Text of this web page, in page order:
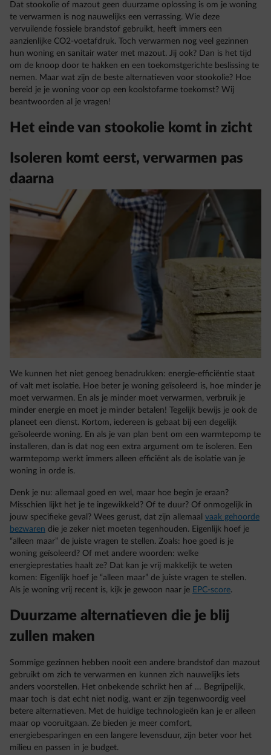
Dat stookolie of mazout geen duurzame oplossing is om je woning
te verwarmen is nog nauwelijks een verrassing. Wie deze
vervuilende fossiele brandstof gebruikt, heeft immers een
aanzienlijke CO2-voetafdruk. Toch verwarmen nog veel gezinnen
hun woning en sanitair water met mazout. Jij ook? Dan is het tijd
om de knoop door te hakken en een toekomstgerichte beslissing te
nemen. Maar wat zijn de beste alternatieven voor stookolie? Hoe
bereid je je woning voor op een koolstofarme toekomst? Wij
beantwoorden al je vragen!
Het einde van stookolie komt in zicht
Isoleren komt eerst, verwarmen pas
daarna
We kunnen het niet genoeg benadrukken: energie-efficiëntie staat
of valt met isolatie. Hoe beter je woning geïsoleerd is, hoe minder je
moet verwarmen. En als je minder moet verwarmen, verbruik je
minder energie en moet je minder betalen! Tegelijk bewijs je ook de
planeet een dienst. Kortom, iedereen is gebaat bij een degelijk
geïsoleerde woning. En als je van plan bent om een warmtepomp te
installeren, dan is dat nog een extra argument om te isoleren. Een
warmtepomp werkt immers alleen efficiënt als de isolatie van je
woning in orde is.
Denk je nu: allemaal goed en wel, maar hoe begin je eraan?
Misschien lijkt het je te ingewikkeld? Of te duur? Of onmogelijk in
jouw specifieke geval? Wees gerust, dat zijn allemaal vaak gehoorde
bezwaren die je zeker niet moeten tegenhouden. Eigenlijk hoef je
“alleen maar” de juiste vragen te stellen. Zoals: hoe goed is je
woning geïsoleerd? Of met andere woorden: welke
energieprestaties haalt ze? Dat kan je vrij makkelijk te weten
komen: Eigenlijk hoef je “alleen maar” de juiste vragen te stellen.
Als je woning vrij recent is, kijk je gewoon naar je EPC-score.
Duurzame alternatieven die je blij
zullen maken
Sommige gezinnen hebben nooit een andere brandstof dan mazout
gebruikt om zich te verwarmen en kunnen zich nauwelijks iets
anders voorstellen. Het onbekende schrikt hen af … Begrijpelijk,
maar toch is dat echt niet nodig, want er zijn tegenwoordig veel
betere alternatieven. Met de huidige technologieën kan je er alleen
maar op vooruitgaan. Ze bieden je meer comfort,
energiebesparingen en een langere levensduur, zijn beter voor het
milieu en passen in je budget.